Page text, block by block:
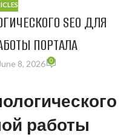
SEO ДЛЯ
ПОРТАЛА
8, 2026 0
работы